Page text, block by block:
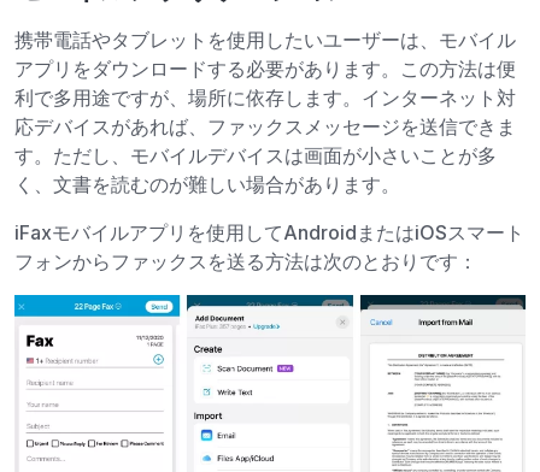
携帯電話やタブレットを使用したいユーザーは、モバイル
アプリをダウンロードする必要があります。この方法は便
利で多用途ですが、場所に依存します。インターネット対
応デバイスがあれば、ファックスメッセージを送信できま
す。ただし、モバイルデバイスは画面が小さいことが多
く、文書を読むのが難しい場合があります。
iFaxモバイルアプリを使用してAndroidまたはiOSスマート
フォンからファックスを送る方法は次のとおりです：